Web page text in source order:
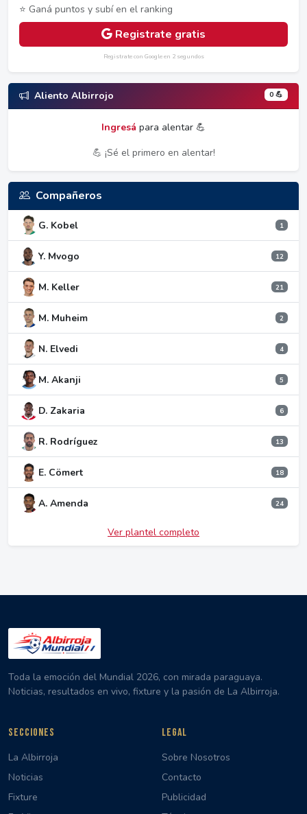
⭐ Ganá puntos y subí en el ranking
Registrate gratis
Registrate con Google en 2 segundos
Aliento Albirrojo 0 💪
Ingresá para alentar 💪
💪 ¡Sé el primero en alentar!
Compañeros
G. Kobel 1
Y. Mvogo 12
M. Keller 21
M. Muheim 2
N. Elvedi 4
M. Akanji 5
D. Zakaria 6
R. Rodríguez 13
E. Cömert 18
A. Amenda 24
Ver plantel completo
Toda la emoción del Mundial 2026, con mirada paraguaya.
Noticias, resultados en vivo, fixture y la pasión de La Albirroja.
SECCIONES
La Albirroja
Noticias
Fixture
LEGAL
Sobre Nosotros
Contacto
Publicidad